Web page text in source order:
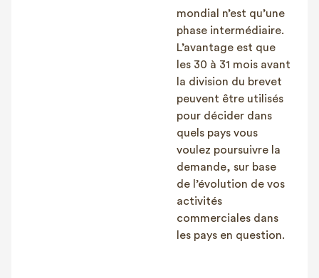
mondial n’est qu’une
phase intermédiaire.
L’avantage est que
les 30 à 31 mois avant
la division du brevet
peuvent être utilisés
pour décider dans
quels pays vous
voulez poursuivre la
demande, sur base
de l’évolution de vos
activités
commerciales dans
les pays en question.